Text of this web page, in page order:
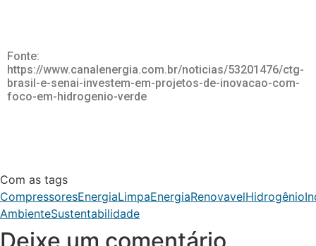
Fonte:
https://www.canalenergia.com.br/noticias/53201476/ctg-
brasil-e-senai-investem-em-projetos-de-inovacao-com-
foco-em-hidrogenio-verde
Com as tags
CompressoresEnergiaLimpaEnergiaRenovavelHidrogênio
AmbienteSustentabilidade